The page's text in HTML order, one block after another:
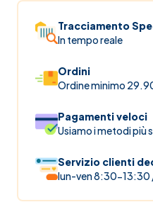
Tracciamento
In tempo reale
Ordini
Ordine minimo
Pagamenti veloci
Usiamo i metodi più
Servizio clienti
lun-ven 8:30-